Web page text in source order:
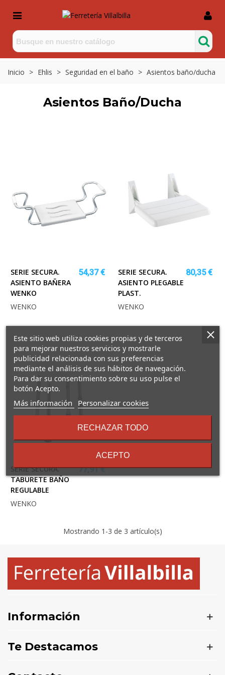
Inicio > Ehlis > Seguridad en el baño > Asientos baño/ducha
Asientos Baño/ducha
SERIE SECURA.
ASIENTO BAÑERA
WENKO
54,37 €
WENKO
SERIE SECURA.
ASIENTO PLEGABLE
PLAST.
80,35 €
WENKO
SERIE SECURA.
TABURETE BAÑO
REGULABLE
77,91 €
WENKO
Mostrando 1 -3 de 3 artículo(s)
Información
Te Destacamos
Este sitio web utiliza cookies propias y de terceros
para mejorar nuestros servicios y mostrarle
publicidad relacionada con sus preferencias
mediante el análisis de sus hábitos de navegación.
Para dar su consentimiento sobre su uso pulse el
botón Acepto.
Más información
sobre
términos
condiciones
Personalizar cookies
RECHAZAR TODO
ACEPTO